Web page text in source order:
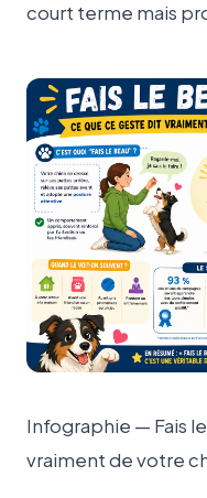
court terme mais
Infographie — Fais
vraiment de votre